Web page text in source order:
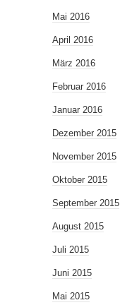
Mai 2016
April 2016
März 2016
Februar 2016
Januar 2016
Dezember 2015
November 2015
Oktober 2015
September 2015
August 2015
Juli 2015
Juni 2015
Mai 2015